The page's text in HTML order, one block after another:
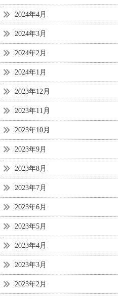
2024年4月
2024年3月
2024年2月
2024年1月
2023年12月
2023年11月
2023年10月
2023年9月
2023年8月
2023年7月
2023年6月
2023年5月
2023年4月
2023年3月
2023年2月